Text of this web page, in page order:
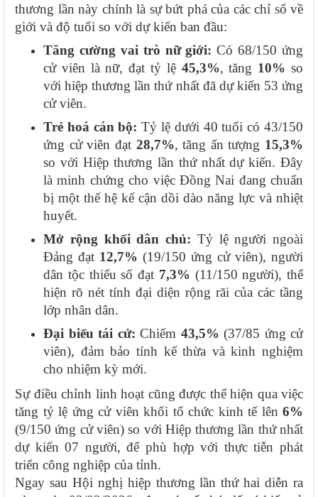
thương lần này chính là sự bứt phá của các chỉ số về
giới và độ tuổi so với dự kiến ban đầu:
Tăng cường vai trò nữ giới: Có 68/150 ứng
cử viên là nữ, đạt tỷ lệ 45,3%, tăng 10% so
với hiệp thương lần thứ nhất đã dự kiến 53 ứng
cử viên.
Trẻ hoá cán bộ: Tỷ lệ dưới 40 tuổi có 43/150
ứng cử viên đạt 28,7%, tăng ấn tượng 15,3%
so với Hiệp thương lần thứ nhất dự kiến. Đây
là minh chứng cho việc Đồng Nai đang chuẩn
bị một thế hệ kế cận dồi dào năng lực và nhiệt
huyết.
Mở rộng khối dân chủ: Tỷ lệ người ngoài
Đảng đạt 12,7% (19/150 ứng cử viên), người
dân tộc thiểu số đạt 7,3% (11/150 người), thể
hiện rõ nét tính đại diện rộng rãi của các tầng
lớp nhân dân.
Đại biểu tái cử: Chiếm 43,5% (37/85 ứng cử
viên), đảm bảo tính kế thừa và kinh nghiệm
cho nhiệm kỳ mới.
Sự điều chỉnh linh hoạt cũng được thể hiện qua việc
tăng tỷ lệ ứng cử viên khối tổ chức kinh tế lên 6%
(9/150 ứng cử viên) so với Hiệp thương lần thứ nhất
dự kiến 07 người, để phù hợp với thực tiễn phát
triển công nghiệp của tỉnh.
Ngay sau Hội nghị hiệp thương lần thứ hai diễn ra